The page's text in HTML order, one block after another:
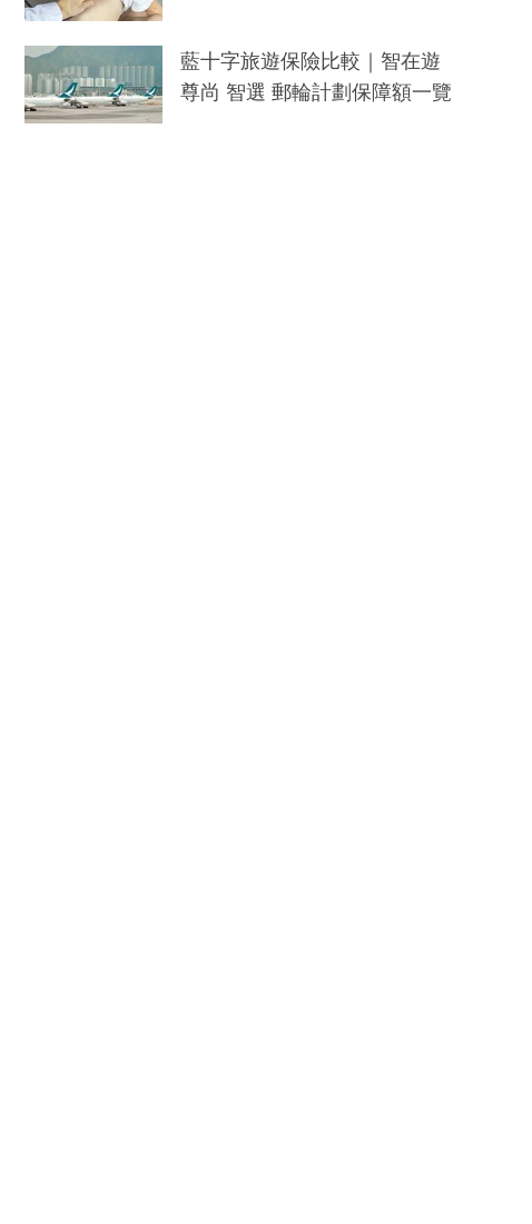
藍十字旅遊保險比較｜智在遊
尊尚 智選 郵輪計劃保障額一覽